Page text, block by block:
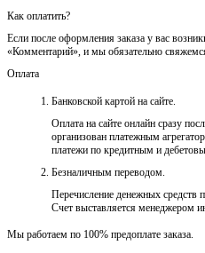
Как оплатить?
Если после оформления заказа у вас
«Комментарий», и мы обязательно
Оплата
Банковской картой на сайте.
Оплата на сайте онлайн сразу
организован платежным
платежи по кредитным и
Безналичным переводом.
Перечисление денежных средств
Счет выставляется менеджером
Мы работаем по 100% предоплате заказа.